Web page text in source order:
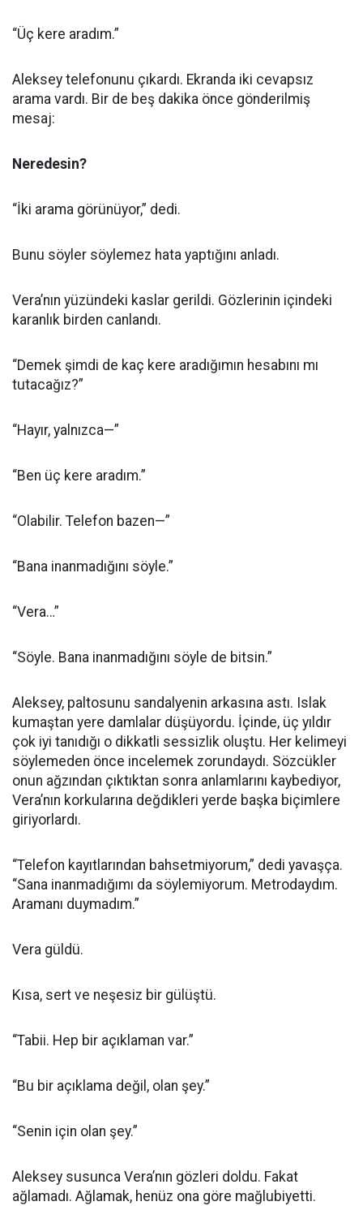
“Üç kere aradım.”
Aleksey telefonunu çıkardı. Ekranda iki cevapsız
arama vardı. Bir de beş dakika önce gönderilmiş
mesaj:
Neredesin?
“İki arama görünüyor,” dedi.
Bunu söyler söylemez hata yaptığını anladı.
Vera’nın yüzündeki kaslar gerildi. Gözlerinin içindeki
karanlık birden canlandı.
“Demek şimdi de kaç kere aradığımın hesabını mı
tutacağız?”
“Hayır, yalnızca—”
“Ben üç kere aradım.”
“Olabilir. Telefon bazen—”
“Bana inanmadığını söyle.”
“Vera…”
“Söyle. Bana inanmadığını söyle de bitsin.”
Aleksey, paltosunu sandalyenin arkasına astı. Islak
kumaştan yere damlalar düşüyordu. İçinde, üç yıldır
çok iyi tanıdığı o dikkatli sessizlik oluştu. Her kelimeyi
söylemeden önce incelemek zorundaydı. Sözcükler
onun ağzından çıktıktan sonra anlamlarını kaybediyor,
Vera’nın korkularına değdikleri yerde başka biçimlere
giriyorlardı.
“Telefon kayıtlarından bahsetmiyorum,” dedi yavaşça.
“Sana inanmadığımı da söylemiyorum. Metrodaydım.
Aramanı duymadım.”
Vera güldü.
Kısa, sert ve neşesiz bir gülüştü.
“Tabii. Hep bir açıklaman var.”
“Bu bir açıklama değil, olan şey.”
“Senin için olan şey.”
Aleksey susunca Vera’nın gözleri doldu. Fakat
ağlamadı. Ağlamak, henüz ona göre mağlubiyetti.